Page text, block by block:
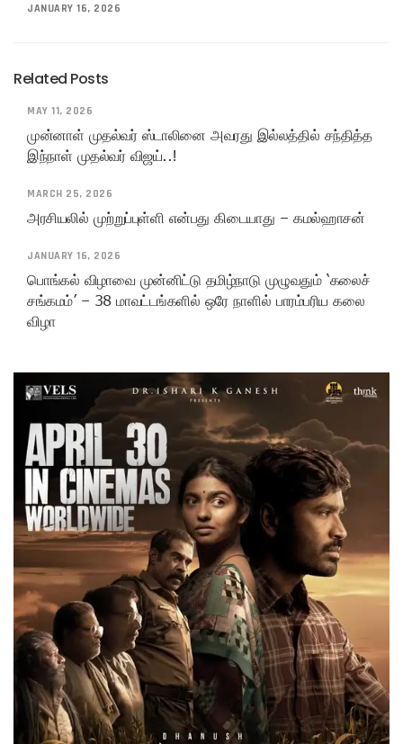
JANUARY 16, 2026
Related Posts
MAY 11, 2026
முன்னாள் முதல்வர் ஸ்டாலினை அவரது இல்லத்தில் சந்தித்த
இந்நாள் முதல்வர் விஜய்..!
MARCH 25, 2026
அரசியலில் முற்றுப்புள்ளி என்பது கிடையாது – கமல்ஹாசன்
JANUARY 16, 2026
பொங்கல் விழாவை முன்னிட்டு தமிழ்நாடு முழுவதும் ‘கலைச்
சங்கமம்’ – 38 மாவட்டங்களில் ஒரே நாளில் பாரம்பரிய கலை
விழா